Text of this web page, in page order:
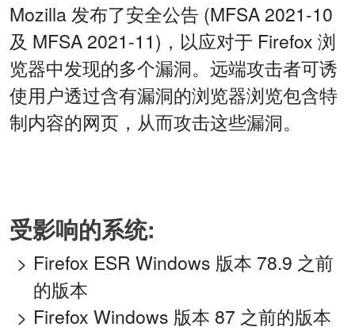
Mozilla 发布了安全公告 (MFSA 2021-10
及 MFSA 2021-11)，以应对于 Firefox 浏
览器中发现的多个漏洞。远端攻击者可诱
使用户透过含有漏洞的浏览器浏览包含特
制内容的网页，从而攻击这些漏洞。
受影响的系统:
Firefox ESR Windows 版本 78.9 之前
的版本
Firefox Windows 版本 87 之前的版本